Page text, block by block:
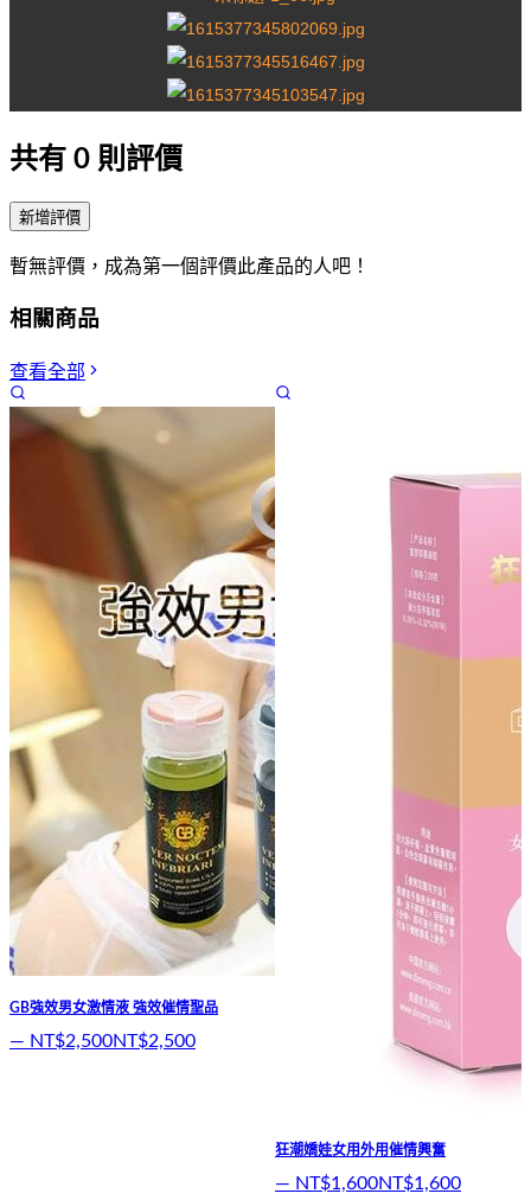
共有 0 則評價
新增評價
暫無評價，成為第一個評價此產品的人吧！
相關商品
查看全部
GB強效男女激情液 強效催情聖品
— NT$2,500NT$2,500
狂潮嬌娃女用外用催情興奮
— NT$1,600NT$1,600